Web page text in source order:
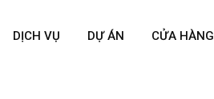
DỊCH VỤ DỰ ÁN CỬA HÀNG